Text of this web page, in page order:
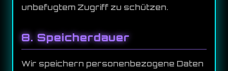
unbefugtem Zugriff zu schützen.
8. Speicherdauer
Wir speichern personenbezogene Daten